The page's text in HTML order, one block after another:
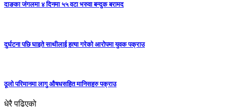
दाङका जंगलमा ४ दिनमा ५५ वटा भरुवा बन्दुक बरामद
दुर्घटना पछि घाइते साथीलाई हत्या गरेको आरोपमा युवक पक्राउ
ठूलो परिमानमा लागु औषधसहित मानिसहरु पक्राउ
धेरै पढिएको